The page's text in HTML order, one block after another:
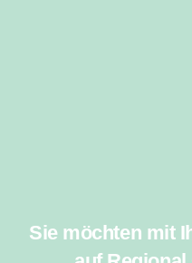
Sie möchten mit